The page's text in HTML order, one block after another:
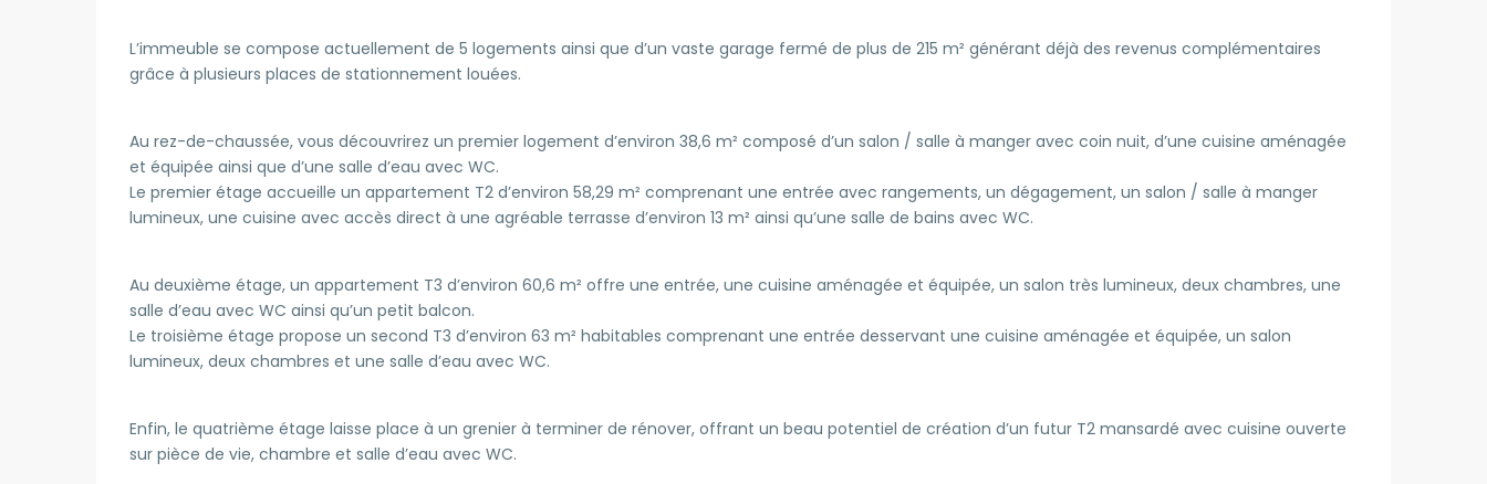
L’immeuble se compose actuellement de 5 logements ainsi que d’un vaste garage fermé de plus de 215 m² générant déjà des revenus complémentaires
grâce à plusieurs places de stationnement louées.
Au rez-de-chaussée, vous découvrirez un premier logement d’environ 38,6 m² composé d’un salon / salle à manger avec coin nuit, d’une cuisine aménagée
et équipée ainsi que d’une salle d’eau avec WC.
Le premier étage accueille un appartement T2 d’environ 58,29 m² comprenant une entrée avec rangements, un dégagement, un salon / salle à manger
lumineux, une cuisine avec accès direct à une agréable terrasse d’environ 13 m² ainsi qu’une salle de bains avec WC.
Au deuxième étage, un appartement T3 d’environ 60,6 m² offre une entrée, une cuisine aménagée et équipée, un salon très lumineux, deux chambres, une
salle d’eau avec WC ainsi qu’un petit balcon.
Le troisième étage propose un second T3 d’environ 63 m² habitables comprenant une entrée desservant une cuisine aménagée et équipée, un salon
lumineux, deux chambres et une salle d’eau avec WC.
Enfin, le quatrième étage laisse place à un grenier à terminer de rénover, offrant un beau potentiel de création d’un futur T2 mansardé avec cuisine ouverte
sur pièce de vie, chambre et salle d’eau avec WC.